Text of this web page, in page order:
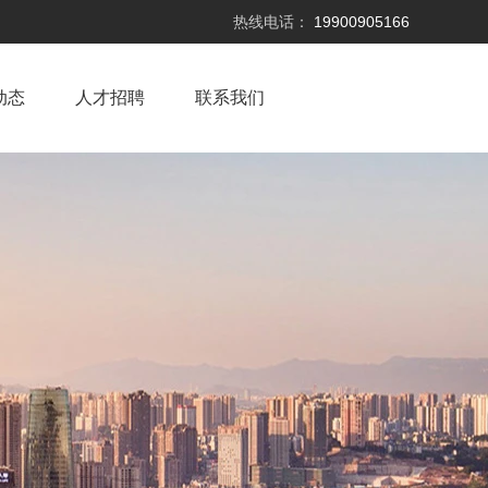
热线电话： 19900905166
态 人才招聘 联系我们